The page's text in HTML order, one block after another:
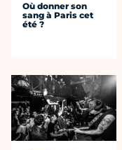
Où donner son
sang à Paris cet
été ?